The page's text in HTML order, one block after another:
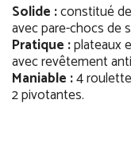
Solide :constitué
avec pare-chocs de
Pratique :plateaux
avec revêtement
Maniable :4
2 pivotantes.